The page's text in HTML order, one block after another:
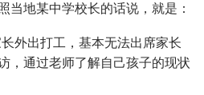
当地某中学校长的话说，就是：
外出打工，基本无法出席家长
，通过老师了解自己孩子的现状